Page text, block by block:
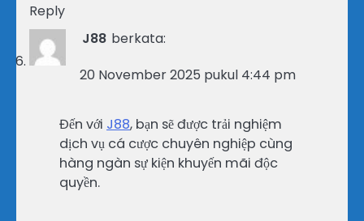
Reply
J88 berkata:
20 November 2025 pukul 4:44 pm
Đến với J88, bạn sẽ được trải nghiệm
dịch vụ cá cược chuyên nghiệp cùng
hàng ngàn sự kiện khuyến mãi độc
quyền.